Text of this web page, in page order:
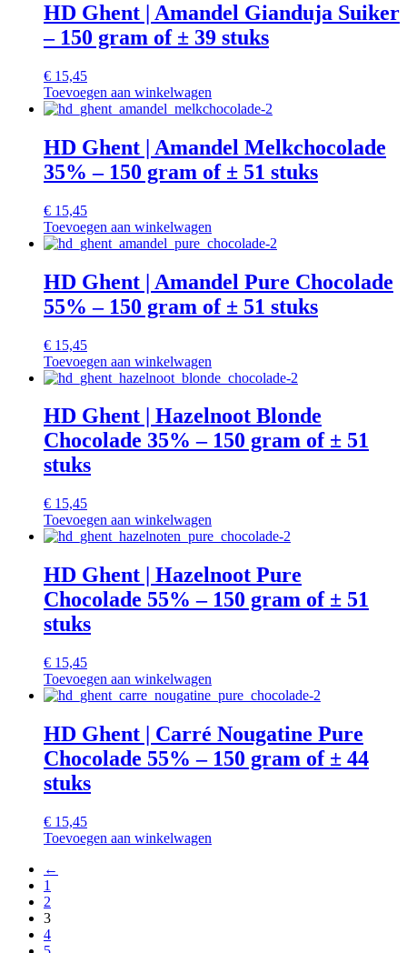
HD Ghent | Amandel Gianduja Suiker
– 150 gram of ± 39 stuks
€ 15,45
Toevoegen aan winkelwagen
HD Ghent | Amandel Melkchocolade
35% – 150 gram of ± 51 stuks
€ 15,45
Toevoegen aan winkelwagen
HD Ghent | Amandel Pure Chocolade
55% – 150 gram of ± 51 stuks
€ 15,45
Toevoegen aan winkelwagen
HD Ghent | Hazelnoot Blonde
Chocolade 35% – 150 gram of ± 51
stuks
€ 15,45
Toevoegen aan winkelwagen
HD Ghent | Hazelnoot Pure
Chocolade 55% – 150 gram of ± 51
stuks
€ 15,45
Toevoegen aan winkelwagen
HD Ghent | Carré Nougatine Pure
Chocolade 55% – 150 gram of ± 44
stuks
€ 15,45
Toevoegen aan winkelwagen
←
1
2
3
4